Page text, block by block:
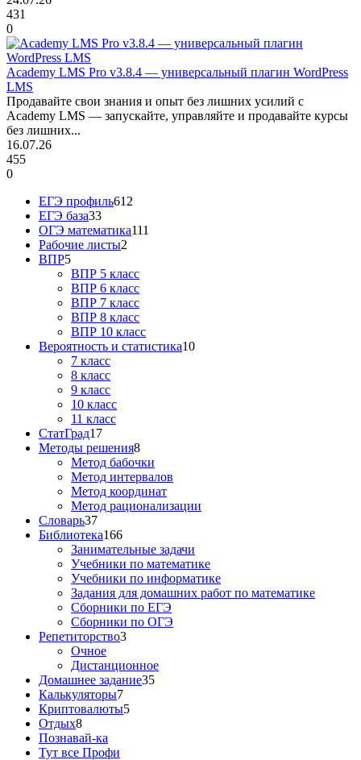
431
0
Academy LMS Pro v3.8.4 — универсальный плагин WordPress
LMS
Продавайте свои знания и опыт без лишних усилий с
Academy LMS — запускайте, управляйте и продавайте курсы
без лишних...
16.07.26
455
0
ЕГЭ профиль612
ЕГЭ база33
ОГЭ математика111
Рабочие листы2
ВПР5
ВПР 5 класс
ВПР 6 класс
ВПР 7 класс
ВПР 8 класс
ВПР 10 класс
Вероятность и статистика10
7 класс
8 класс
9 класс
10 класс
11 класс
СтатГрад17
Методы решения8
Метод бабочки
Метод интервалов
Метод координат
Метод рационализации
Словарь37
Библиотека166
Занимательные задачи
Учебники по математике
Учебники по информатике
Задания для домашних работ по математике
Сборники по ЕГЭ
Сборники по ОГЭ
Репетиторство3
Очное
Дистанционное
Домашнее задание35
Калькуляторы7
Криптовалюты5
Отдых8
Познавай-ка
Тут все Профи